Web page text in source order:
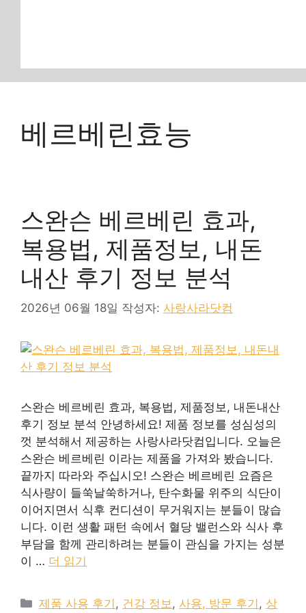
베르베린효능
스완슨 베르베린 효과,
복용법, 제품정보, 내돈
내산 후기 정보 분석
2026년 06월 18일 작성자: 사랑사라닷컴
스완슨 베르베린 효과, 복용법, 제품정보, 내돈내산
후기 정보 분석 안녕하세요! 제품 정보를 성심성의
껏 분석해서 제공하는 사랑사라닷컴입니다. 오늘은
스완슨 베르베린 이라는 제품을 가져와 봤습니다.
끝까지 따라와 주십시오! 스완슨 베르베린 요즘은
식사량이 들쑥날쑥하거나, 탄수화물 위주의 식단이
이어지면서 식후 컨디션이 무거워지는 분들이 많습
니다. 이런 생활 패턴 속에서 혈당 밸런스와 식사 후
부담을 함께 관리하려는 분들이 관심을 가지는 성분
이 … 더 읽기
카
제품 사용 후기 , 건강 정보 ,사용, 방문 후기 , 상